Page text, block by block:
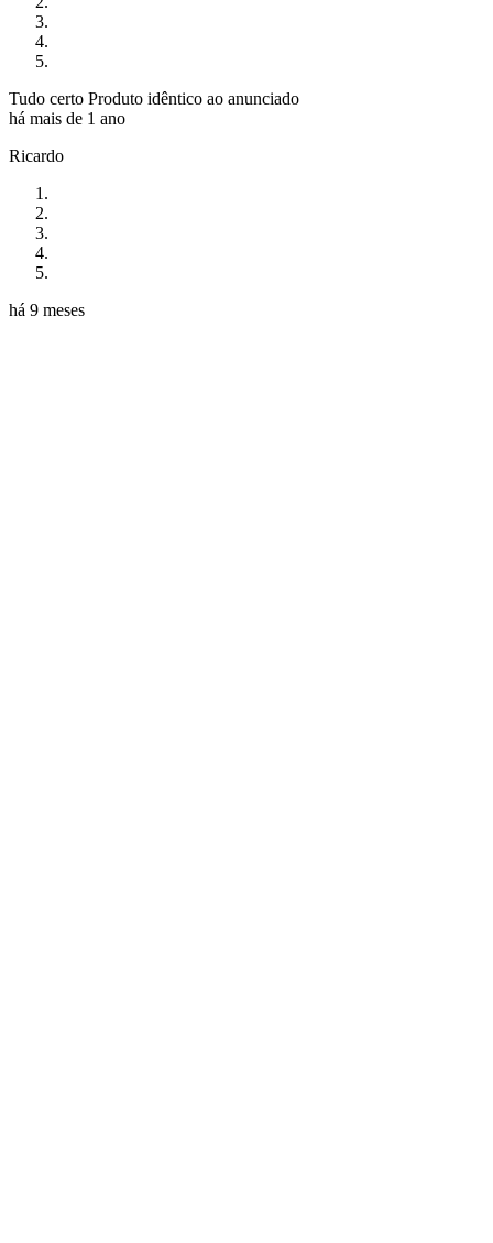
Tudo certo Produto idêntico ao anunciado
há mais de 1 ano
Ricardo
há 9 meses